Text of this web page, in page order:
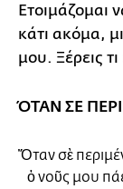
Ετοιμάζομαι
κάτι ακόμα,
μου. Ξέρεις
ΌΤΑΝ ΣΕ
Ὅταν σὲ
ὁ νοῦς μου